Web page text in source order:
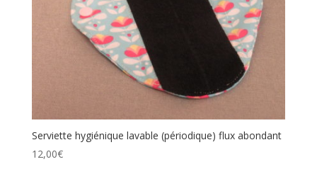
Serviette hygiénique lavable (périodique) flux abondant
12,00€